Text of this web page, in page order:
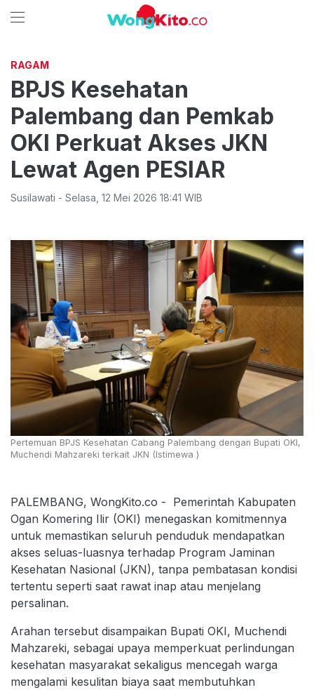
RAGAM
BPJS Kesehatan
Palembang dan Pemkab
OKI Perkuat Akses JKN
Lewat Agen PESIAR
Susilawati - Selasa 12 Mei 2026 18:41 WIB
Pertemuan BPJS Kesehatan Cabang Palembang dengan Bupati OKI,
Muchendi Mahzareki terkait JKN (Istimewa )
PALEMBANG, WongKito.co - Pemerintah Kabupaten
Ogan Komering Ilir (OKI) menegaskan komitmennya
untuk memastikan seluruh penduduk mendapatkan
akses seluas-luasnya terhadap Program Jaminan
Kesehatan Nasional (JKN), tanpa pembatasan kondisi
tertentu seperti saat rawat inap atau menjelang
persalinan.
Arahan tersebut disampaikan Bupati OKI, Muchendi
Mahzareki, sebagai upaya memperkuat perlindungan
kesehatan masyarakat sekaligus mencegah warga
mengalami kesulitan biaya saat membutuhkan